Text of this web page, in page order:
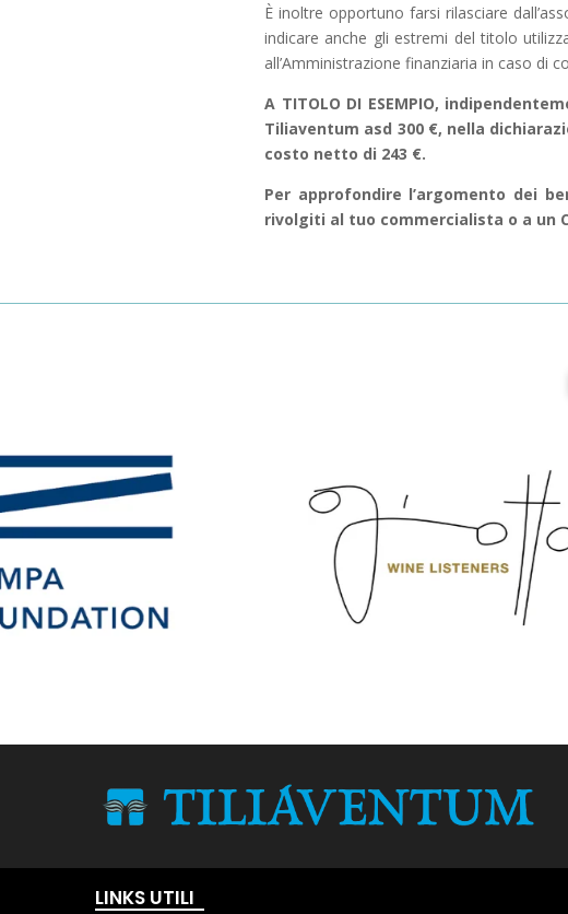
È inoltre opportuno farsi rilasciare
indicare anche gli estremi del titolo
all’Amministrazione finanziaria in caso di
A TITOLO DI ESEMPIO,
Tiliaventum asd 300 €, nella
costo netto di 243 €.
Per approfondire l’argomento dei
rivolgiti al tuo commercialista o a un
LINKS UTILI